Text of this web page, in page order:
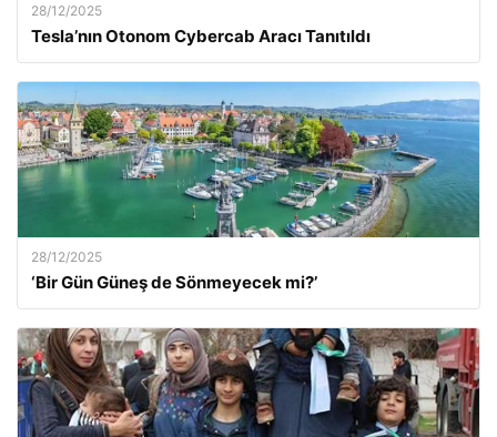
28/12/2025
Tesla’nın Otonom Cybercab Aracı Tanıtıldı
28/12/2025
‘Bir Gün Güneş de Sönmeyecek mi?’